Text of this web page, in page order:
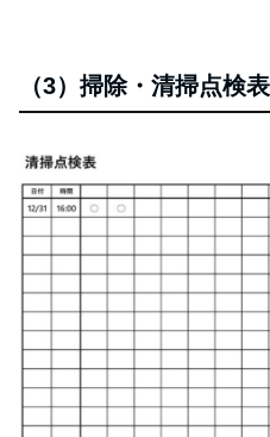
（3）掃除・清掃点検